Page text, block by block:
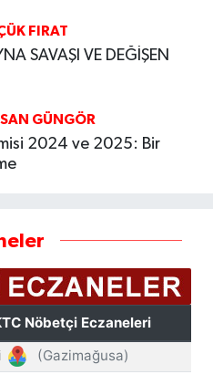
FIRAT
SAVAŞI VE DEĞİŞEN
GÜNGÖR
2024 ve 2025: Bir